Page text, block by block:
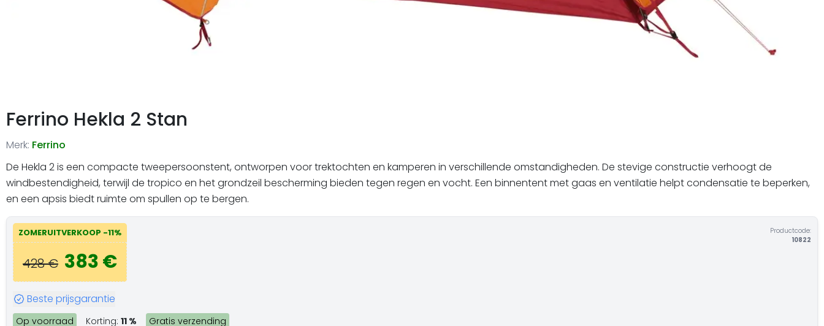
Ferrino Hekla 2 Stan
Merk: Ferrino
De Hekla 2 is een compacte tweepersoonstent, ontworpen voor trektochten en kamperen in verschillende omstandigheden. De stevige constructie verhoogt de
windbestendigheid, terwijl de tropico en het grondzeil bescherming bieden tegen regen en vocht. Een binnentent met gaas en ventilatie helpt condensatie te beperken,
en een apsis biedt ruimte om spullen op te bergen.
ZOMERUITVERKOOP -11%
428 € 383 €
Productcode:
10822
Beste prijsgarantie
Op voorraad Korting: 11 % Gratis verzending